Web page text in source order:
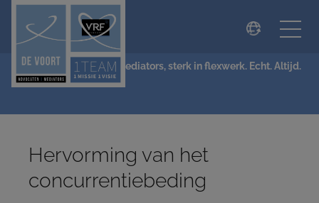
De Voort Advocaten | Mediators, sterk in flexwerk. Echt. Altijd.
Hervorming van het
concurrentiebeding